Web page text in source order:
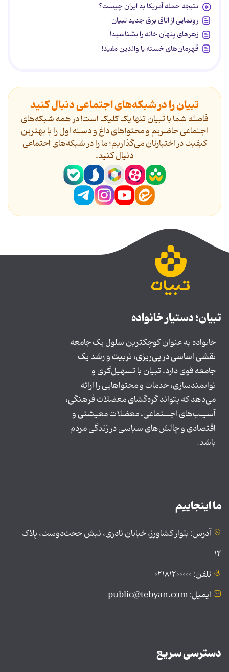
نتیجه حمله آمریکا به ایران چیست؟
رونمایی از اتاق برق جدید تبیان
زهرهای پنهان خانه را بشناسید!
قهرمان‌های خسته یا والدین مفید!
تبیان را در شبکه‌های اجتماعی دنبال کنید
فاصله شما با تبیان تنها یک کلیک است! در همه شبکه‌های
اجتماعی حاضریم و محتواهای داغ و دسته اول را با بهترین
کیفیت در اختیارتان می‌گذاریم؛ ما را در شبکه‌های اجتماعی
دنیال کنید.
تبیان؛ دستیار خانواده
خانواده به عنوان کوچکترین سلول یک جامعه
نقشی اساسی در پی‌ریزی، تربیت و رشد یک
جامعه قوی دارد. تبیان با تسهیل‌گری و
توانمندسازی، خدمات و محتواهایی را ارائه
می‌دهد که بتواند گره‌گشای معضلات فرهنگی،
آسیـب‌های اجــتماعی، معضلات معیشتی و
اقتصادی و چالش‌های سیاسی در زندگی مردم
باشد.
ما اینجاییم
آدرس: بلوار کشاورز، خیابان نادری، نبش حجت‌دوست، پلاک
۱۲
تلفن: ۰۲۱۸۱۲۰۰۰۰۰
ایمیل: public@tebyan.com
دسترسی سریع